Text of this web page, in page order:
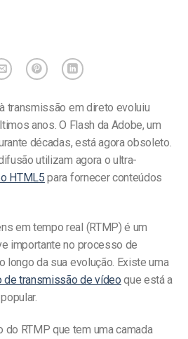
transmissão em direto evoluiu
anos. O Flash da Adobe, um
décadas, está agora obsoleto.
utilizam agora o ultra-
HTML5 para fornecer conteúdos
em tempo real (RTMP) é um
importante no processo de
longo da sua evolução. Existe uma
de transmissão de vídeo que está a
do RTMP que tem uma camada